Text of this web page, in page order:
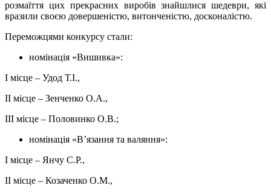
розмаїття цих прекрасних виробів знайшлися шедеври, які
вразили своєю довершеністю, витонченістю, досконалістю.
Переможцями конкурсу стали:
номінація «Вишивка»:
І місце – Удод Т.І.,
ІІ місце – Зенченко О.А.,
ІІІ місце – Половинко О.В.;
номінація «В’язання та валяння»:
І місце – Янчу С.Р.,
ІІ місце – Козаченко О.М.,